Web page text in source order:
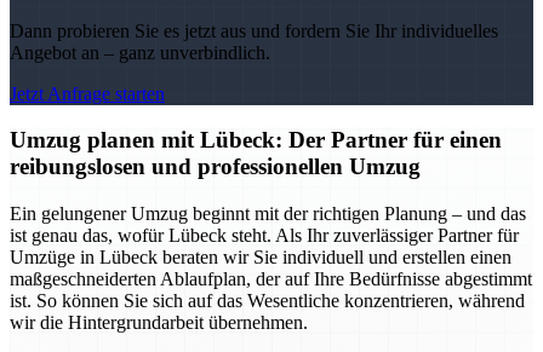
Dann probieren Sie es jetzt aus und fordern Sie Ihr individuelles
Angebot an – ganz unverbindlich.
Jetzt Anfrage starten
Umzug planen mit Lübeck: Der Partner für einen
reibungslosen und professionellen Umzug
Ein gelungener Umzug beginnt mit der richtigen Planung – und das
ist genau das, wofür Lübeck steht. Als Ihr zuverlässiger Partner für
Umzüge in Lübeck beraten wir Sie individuell und erstellen einen
maßgeschneiderten Ablaufplan, der auf Ihre Bedürfnisse abgestimmt
ist. So können Sie sich auf das Wesentliche konzentrieren, während
wir die Hintergrundarbeit übernehmen.